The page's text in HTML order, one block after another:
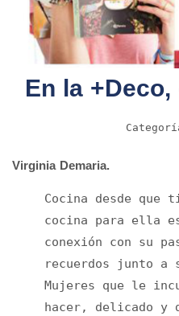
En la
Virginia Demaria.
Cocina desde que
cocina para ella
conexión con su
recuerdos junto a
Mujeres que le
hacer, delicado y